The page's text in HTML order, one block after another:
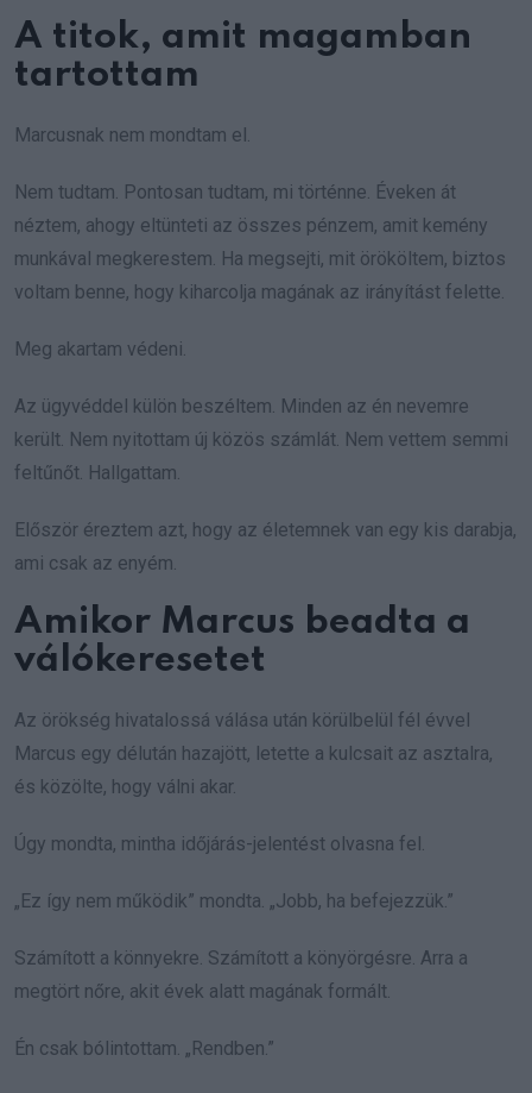
A titok, amit magamban
tartottam
Marcusnak nem mondtam el.
Nem tudtam. Pontosan tudtam, mi történne. Éveken át
néztem, ahogy eltünteti az összes pénzem, amit kemény
munkával megkerestem. Ha megsejti, mit örököltem, biztos
voltam benne, hogy kiharcolja magának az irányítást felette.
Meg akartam védeni.
Az ügyvéddel külön beszéltem. Minden az én nevemre
került. Nem nyitottam új közös számlát. Nem vettem semmi
feltűnőt. Hallgattam.
Először éreztem azt, hogy az életemnek van egy kis darabja,
ami csak az enyém.
Amikor Marcus beadta a
válókeresetet
Az örökség hivatalossá válása után körülbelül fél évvel
Marcus egy délután hazajött, letette a kulcsait az asztalra,
és közölte, hogy válni akar.
Úgy mondta, mintha időjárás-jelentést olvasna fel.
„Ez így nem működik” mondta. „Jobb, ha befejezzük.”
Számított a könnyekre. Számított a könyörgésre. Arra a
megtört nőre, akit évek alatt magának formált.
Én csak bólintottam. „Rendben.”